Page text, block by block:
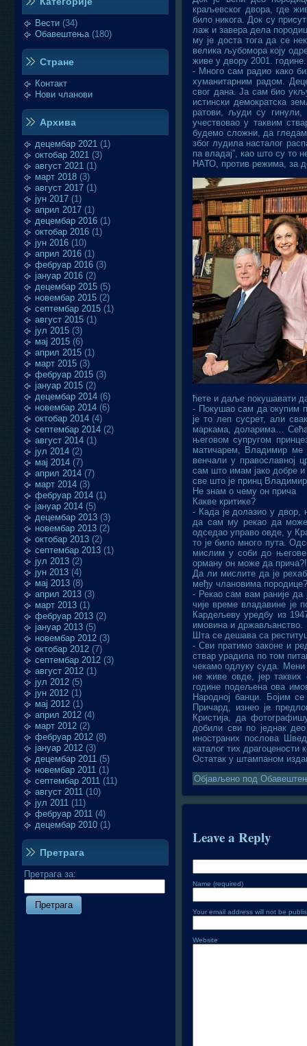
Вести (34)
Обавештења(180)
Стране
Контакт
Нови чланови
Архива
децембар 2021 (1)
октобар 2021 (3)
август 2021 (1)
март 2018 (3)
август 2017 (1)
јун 2017 (1)
април 2017 (1)
децембар 2016 (1)
октобар 2016 (1)
јун 2016 (10)
април 2016 (1)
фебруар 2016 (3)
јануар 2016 (2)
децембар 2015 (5)
новембар 2015 (2)
септембар 2015 (1)
август 2015 (1)
јул 2015 (3)
мај 2015 (6)
април 2015 (1)
март 2015 (3)
фебруар 2015 (3)
јануар 2015 (2)
децембар 2014 (6)
новембар 2014 (6)
октобар 2014 (4)
септембар 2014 (2)
август 2014 (1)
јул 2014 (2)
мај 2014 (7)
април 2014 (7)
март 2014 (3)
фебруар 2014 (1)
јануар 2014 (5)
децембар 2013 (3)
новембар 2013 (2)
октобар 2013 (2)
септембар 2013 (1)
јул 2013 (2)
јун 2013 (4)
мај 2013 (8)
април 2013 (3)
март 2013 (1)
фебруар 2013 (2)
јануар 2013 (5)
новембар 2012 (3)
октобар 2012 (7)
септембар 2012 (3)
август 2012 (1)
јул 2012 (5)
јун 2012 (1)
мај 2012 (1)
април 2012 (4)
март 2012 (2)
фебруар 2012 (8)
јануар 2012 (3)
децембар 2011 (5)
новембар 2011 (1)
септембар 2011 (11)
август 2011 (10)
јул 2011 (11)
фебруар 2011 (4)
децембар 2010 (1)
Претрага
Претрага за:
краљевског двора, где
било никога. Док су
лаж и завера дела
му је доста тога да се
велика љубомора коју
живе у двору 2001. године.
- Много сам радио како
хуманитарним радом.
свог дана. Ја сам био
истински демократска
ратови, људи су гинули,
учествовао у таквим
будемо сложни, да
због лудила насталог
па владај”, као што су то
НАТО, против режима, за
ћете и даље покушавати
- Покушао сам да окупим
је то леп сусрет, али
маркама, доларима…
његовом супругом
матичарем, Владимир ме
венчали у православној
сам што имам јако добре
све што је принц
Не знам о чему он прича
Какве критике?
- Када је долазио у двор,
да сам му рекао да
одседао управо овде, у
то је било много пута.
мислим у соби до
орману он може да прича?!
Да ли мислите да је
међу члановима породице?
- Рекао сам вам раније да
чије време владавине је
Кардељеву уредбу из
имовина и држављанство.
Шта се дешава са
- Сви пратимо законе и
ствар урадила по том
чекамо одлуку суда. Мени
не живе овде, јер
године подељена ова
Народној банци. Бојим
Причард, изнео је
Кристија, да
добили сви по једнак
иностраних послова
каталог тих драгоцености
Остатак у штампаном
Објављено под
Leave a Reply
Name (required)
Your email address will not be
Website